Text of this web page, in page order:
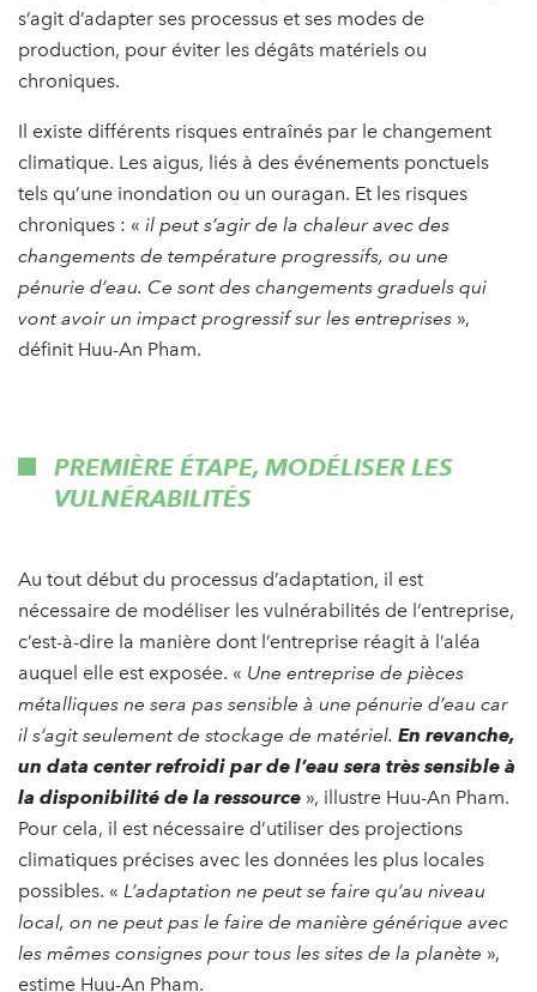
s’agit d’adapter ses processus et ses modes de
production, pour éviter les dégâts matériels ou
chroniques.
Il existe différents risques entraînés par le changement
climatique. Les aigus, liés à des événements ponctuels
tels qu’une inondation ou un ouragan. Et les risques
chroniques : « il peut s’agir de la chaleur avec des
changements de température progressifs, ou une
pénurie d’eau. Ce sont des changements graduels qui
vont avoir un impact progressif sur les entreprises »,
définit Huu-An Pham.
PREMIÈRE ÉTAPE, MODÉLISER LES
VULNÉRABILITÉS
Au tout début du processus d’adaptation, il est
nécessaire de modéliser les vulnérabilités de l’entreprise,
c’est-à-dire la manière dont l’entreprise réagit à l’aléa
auquel elle est exposée. « Une entreprise de pièces
métalliques ne sera pas sensible à une pénurie d’eau car
il s’agit seulement de stockage de matériel. En revanche,
un data center refroidi par de l’eau sera très sensible à
la disponibilité de la ressource », illustre Huu-An Pham.
Pour cela, il est nécessaire d’utiliser des projections
climatiques précises avec les données les plus locales
possibles. « L’adaptation ne peut se faire qu’au niveau
local, on ne peut pas le faire de manière générique avec
les mêmes consignes pour tous les sites de la planète »,
estime Huu-An Pham.